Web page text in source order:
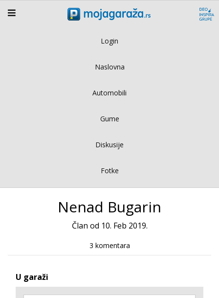
Login
Naslovna
Automobili
Gume
Diskusije
Fotke
Nenad Bugarin
Član od 10. Feb 2019.
3 komentara
U garaži